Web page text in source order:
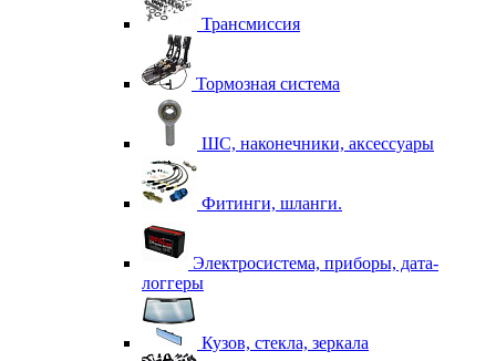
Трансмиссия
Тормозная система
ШС, наконечники, аксессуары
Фитинги, шланги.
Электросистема, приборы, дата-
логгеры
Кузов, стекла, зеркала